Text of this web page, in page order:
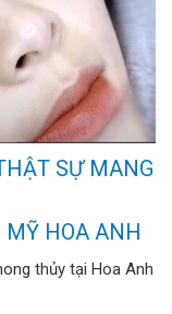
SỰ MANG
HOA ANH
thủy tại Hoa Anh